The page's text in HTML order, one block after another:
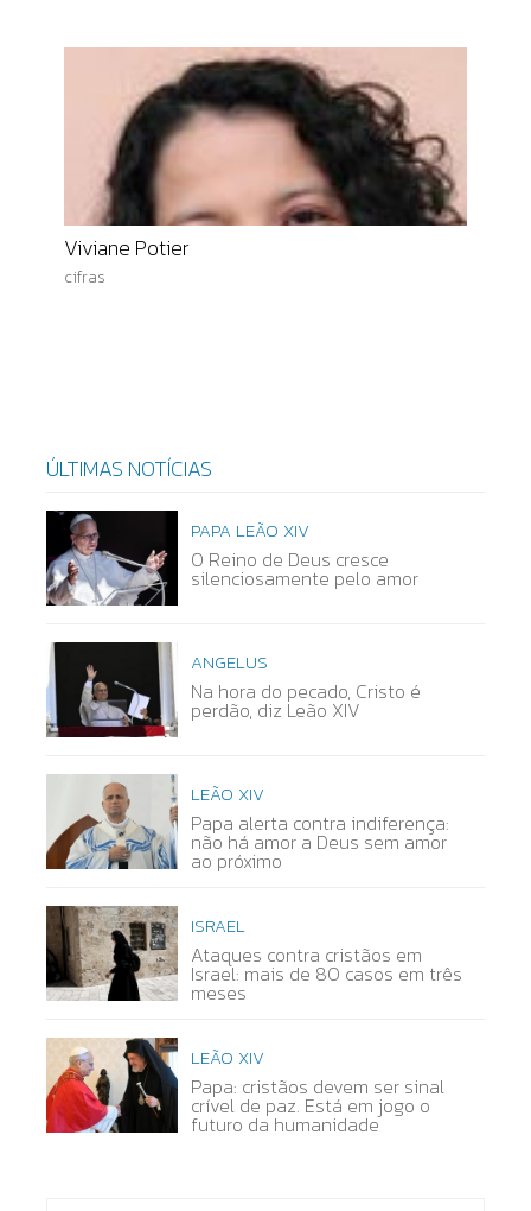
Viviane Potier
cifras
ÚLTIMAS NOTÍCIAS
PAPA LEÃO XIV
O Reino de Deus cresce
silenciosamente pelo amor
ANGELUS
Na hora do pecado, Cristo é
perdão, diz Leão XIV
LEÃO XIV
Papa alerta contra indiferença:
não há amor a Deus sem amor
ao próximo
ISRAEL
Ataques contra cristãos em
Israel: mais de 80 casos em três
meses
LEÃO XIV
Papa: cristãos devem ser sinal
crível de paz. Está em jogo o
futuro da humanidade